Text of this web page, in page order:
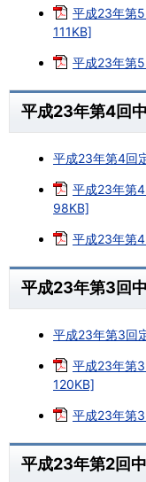
平成23年第5
111KB]
平成23年第
平成23年第4回
平成23年第4回
平成23年第4
98KB]
平成23年第
平成23年第3回
平成23年第3回
平成23年第3
120KB]
平成23年第
平成23年第2回